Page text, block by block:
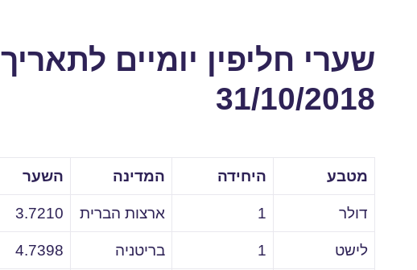
שערי חליפין יומיים לתאריך
31/10/2018
מטבע היחידה המדינה השער
דולר 1 ארצות הברית 3.7210
לישט 1 בריטניה 4.7398